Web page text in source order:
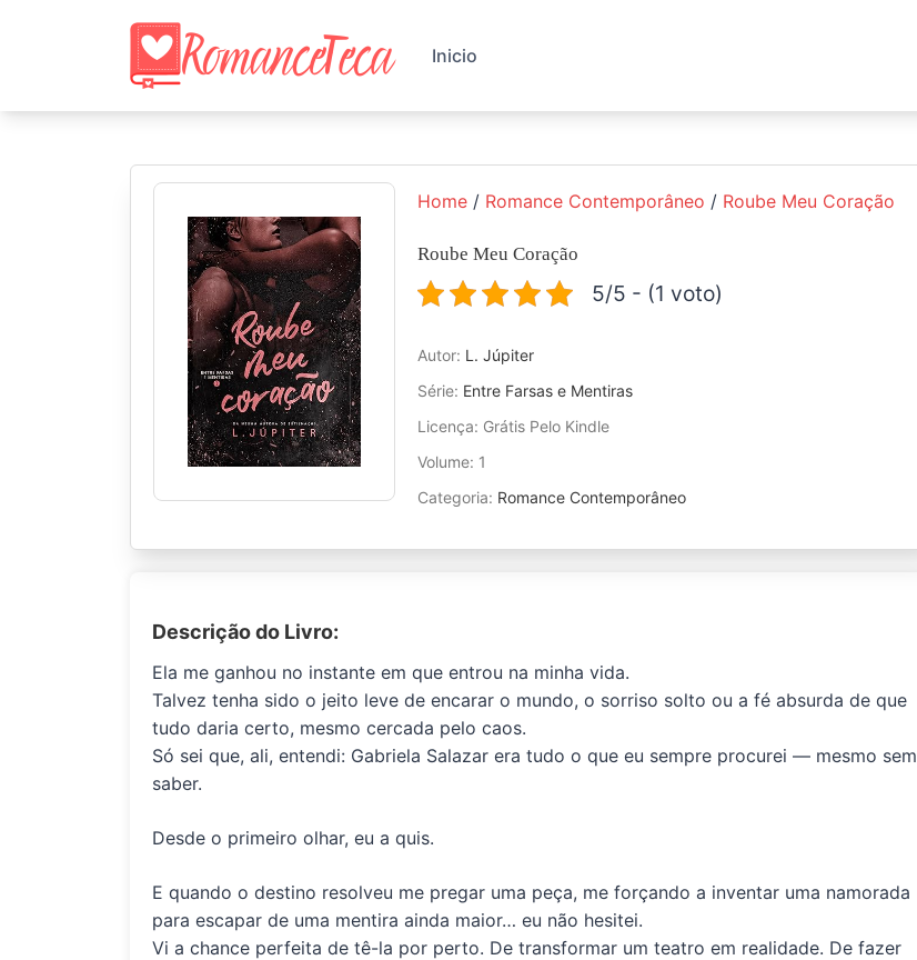
Inicio
Home / Romance Contemporâneo / Roube Meu Coração
Roube Meu Coração
5/5 - (1 voto)
Autor: L. Júpiter
Série: Entre Farsas e Mentiras
Licença: Grátis Pelo Kindle
Volume: 1
Categoria: Romance Contemporâneo
Descrição do Livro:
Ela me ganhou no instante em que entrou na minha vida.
Talvez tenha sido o jeito leve de encarar o mundo, o sorriso solto ou a fé absurda de que
tudo daria certo, mesmo cercada pelo caos.
Só sei que, ali, entendi: Gabriela Salazar era tudo o que eu sempre procurei — mesmo sem
saber.
Desde o primeiro olhar, eu a quis.
E quando o destino resolveu me pregar uma peça, me forçando a inventar uma namorada
para escapar de uma mentira ainda maior… eu não hesitei.
Vi a chance perfeita de tê-la por perto. De transformar um teatro em realidade. De fazer